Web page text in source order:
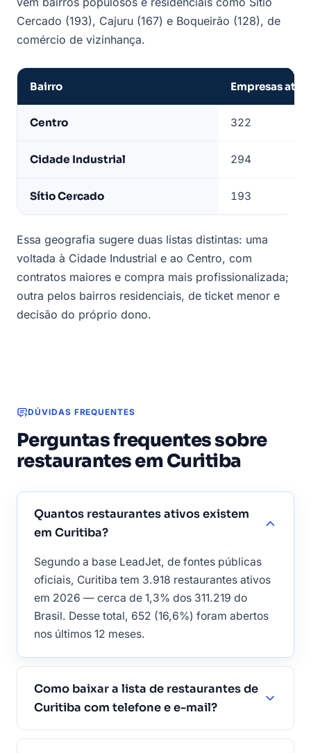
Cercado (193), Cajuru (167) e Boqueirão (128), de
comércio de vizinhança.
com
estabelecimentos
alimentação
em
Curitiba
Bairro Empresas
Centro 322
Cidade Industrial 294
Sítio Cercado 193
Essa geografia sugere duas listas distintas: uma
voltada à Cidade Industrial e ao Centro, com
contratos maiores e compra mais profissionalizada;
outra pelos bairros residenciais, de ticket menor e
decisão do próprio dono.
DÚVIDAS FREQUENTES
Perguntas frequentes sobre
restaurantes em Curitiba
Quantos restaurantes ativos existem
em Curitiba?
Segundo a base LeadJet, de fontes públicas
oficiais, Curitiba tem 3.918 restaurantes ativos
em 2026 — cerca de 1,3% dos 311.219 do
Brasil. Desse total, 652 (16,6%) foram abertos
nos últimos 12 meses.
Como baixar a lista de restaurantes de
Curitiba com telefone e e-mail?